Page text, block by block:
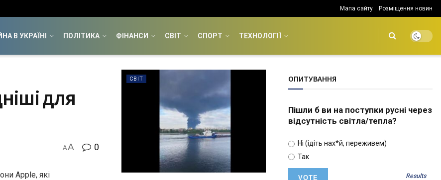
Мапа сайту Розміщення новин
В УКРАЇНІ ПОЛІТИКА ФІНАНСИ СВІТ СПОРТ ТЕХНОЛОГІЇ
для
AA 0
Apple, які
СВІТ ОПИТУВАННЯ
Пішли б ви на поступки русні через
відсутність світла/тепла?
Ні (ідіть нах*й, переживем)
Так
Results